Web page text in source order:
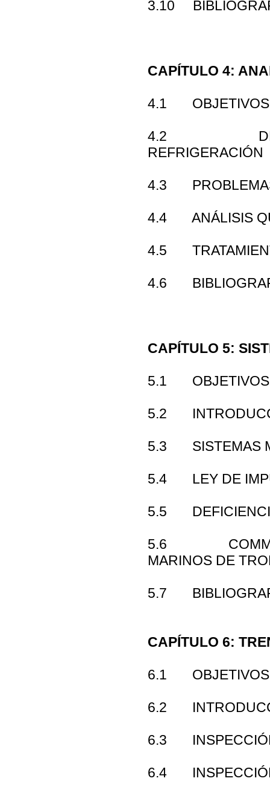
3.10
CAPÍTULO 4:
4.1 OBJETIVOS
4.2
REFRIGERACIÓN
4.3 PROBLEMAS
4.4 ANÁLISIS
4.5
4.6
CAPÍTULO 5:
5.1 OBJETIVOS
5.2
5.3 SISTEMAS
5.4 LEY DE
5.5
5.6 COMMON
MARINOS DE
5.7
CAPÍTULO 6:
6.1 OBJETIVOS
6.2
6.3 INSPECCIÓN
6.4